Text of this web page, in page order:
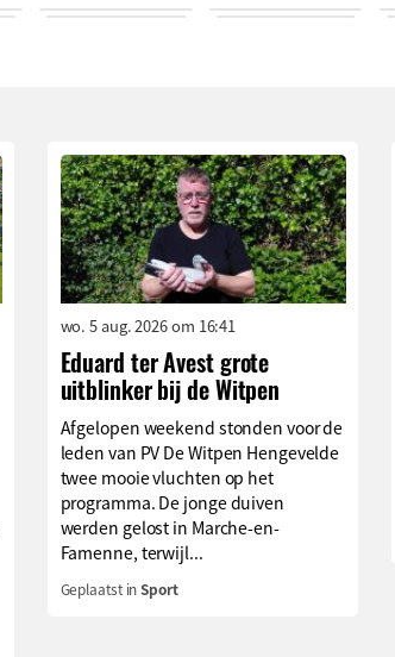
wo. 5 aug. 2026 om 16:41
Eduard ter Avest grote
uitblinker bij de Witpen
Afgelopen weekend stonden voor de
leden van PV De Witpen Hengevelde
twee mooie vluchten op het
programma. De jonge duiven
werden gelost in Marche-en-
Famenne, terwijl...
Geplaatst inSport